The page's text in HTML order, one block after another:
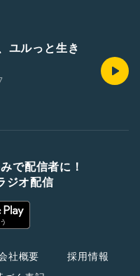
ユルっと生き
で配信者に！
ジオ配信
社概要
採用情報